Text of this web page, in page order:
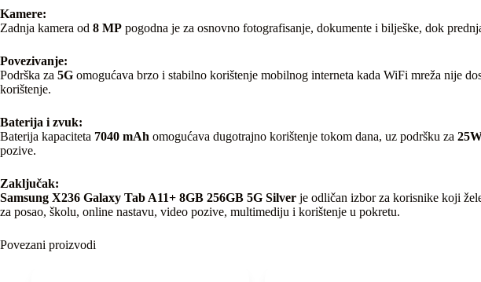
Kamere:
Zadnja kamera od 8 MP pogodna je za osnovno fotografisanje, dokumente i bilješke, dok
Povezivanje:
Podrška za 5G omogućava brzo i stabilno korištenje mobilnog interneta kada WiFi mreža nije
korištenje.
Baterija i zvuk:
Baterija kapaciteta 7040 mAh omogućava dugotrajno korištenje tokom dana, uz podršku za
pozive.
Zaključak:
Samsung X236 Galaxy Tab A11+ 8GB 256GB 5G Silver je odličan izbor za korisnike koji
za posao, školu, online nastavu, video pozive, multimediju i korištenje u pokretu.
Povezani proizvodi